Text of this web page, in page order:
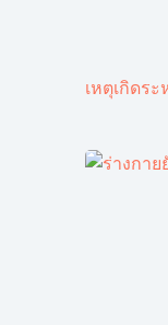
เหตุเกิดระ